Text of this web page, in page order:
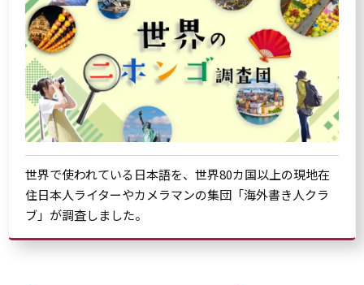
世界で使われている日本語を、世界80カ国以上の現地在
住日本人ライターやカメラマンの集団「海外書き人クラ
ブ」が調査しました。